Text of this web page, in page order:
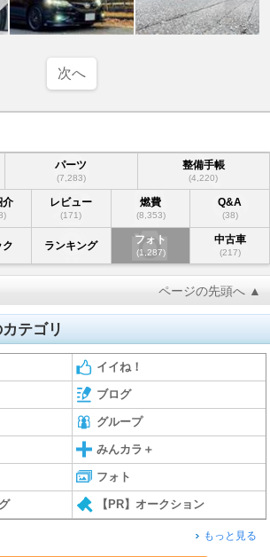
次へ
パーツ
(7,283)
整備手帳
(4,220)
介 レビュー
(171)
燃費
(8,353)
Q&A
(38)
ク ランキング フォト
(1,287)
中古車
(217)
ページの先頭へ ▲
テゴリ
イイね！
ブログ
グループ
みんカラ＋
フォト
【PR】オークション
もっと見る